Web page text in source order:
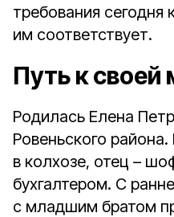
требования сегодня
им соответствует.
Путь к своей
Родилась Елена
Ровеньского
в колхозе, отец –
бухгалтером. С
с младшим братом